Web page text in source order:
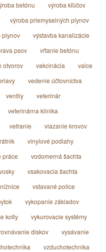
betónu
výroba kľúčov
výroba priemyselných plynov
plynov
výstavba kanalizácie
psov
vŕtanie betónu
otvorov vakcinácia
valce
vedenie účtovníctva
ventily
veterinár
veterinárna klinika
vetranie
viazanie krovov
vinylové podlahy
práce
vodomerná šachta
vsakovacia šachta
vstavané police
vykopanie základov
kotly
vykurovacie systémy
diskov
vysávanie
vzduchotechnika